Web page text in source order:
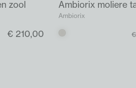
zool
€ 210,00
Ambiorix moliere
Ambiorix
Taupe